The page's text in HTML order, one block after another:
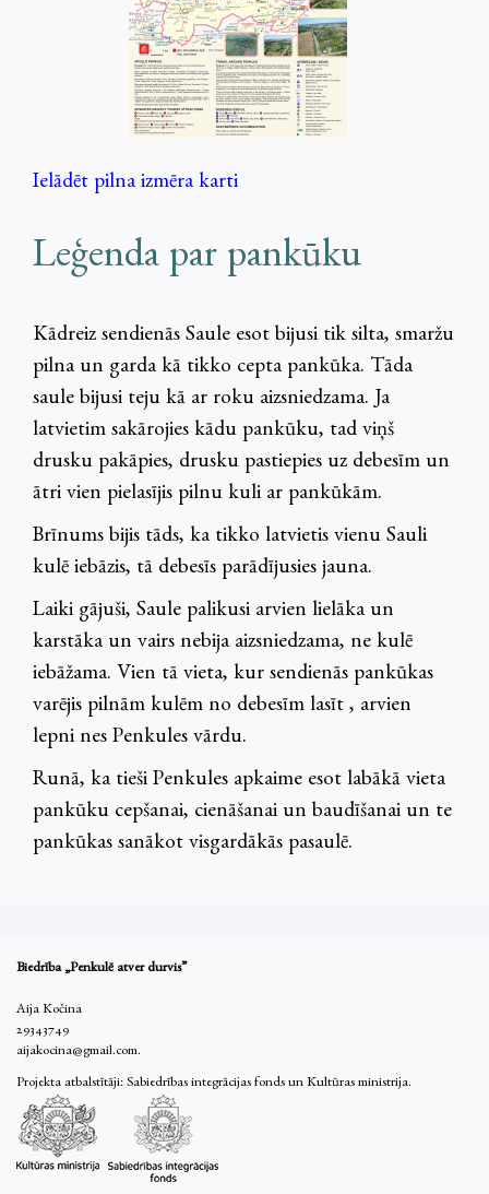
Ielādēt pilna izmēra karti
Leģenda par pankūku
Kādreiz sendienās Saule esot bijusi tik silta, smaržu
pilna un garda kā tikko cepta pankūka. Tāda
saule bijusi teju kā ar roku aizsniedzama. Ja
latvietim sakārojies kādu pankūku, tad viņš
drusku pakāpies, drusku pastiepies uz debesīm un
ātri vien pielasījis pilnu kuli ar pankūkām.
Brīnums bijis tāds, ka tikko latvietis vienu Sauli
kulē iebāzis, tā debesīs parādījusies jauna.
Laiki gājuši, Saule palikusi arvien lielāka un
karstāka un vairs nebija aizsniedzama, ne kulē
iebāžama. Vien tā vieta, kur sendienās pankūkas
varējis pilnām kulēm no debesīm lasīt , arvien
lepni nes Penkules vārdu.
Runā, ka tieši Penkules apkaime esot labākā vieta
pankūku cepšanai, cienāšanai un baudīšanai un te
pankūkas sanākot visgardākās pasaulē.
Biedrība „Penkulē atver durvis”
Aija Kočina
29343749
aijakocina@gmail.com.
Projekta atbalstītāji: Sabiedrības integrācijas fonds un Kultūras ministrija.